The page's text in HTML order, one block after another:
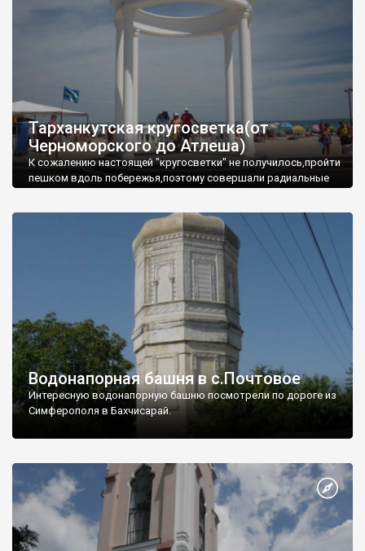
Тарханкутская кругосветка(от
Черноморского до Атлеша)
К сожалению настоящей "кругосветки" не получилось,пройти
пешком вдоль побережья,поэтому совершали радиальные
Водонапорная башня в с.Почтовое
Интересную водонапорную башню посмотрели по дороге из
Симферополя в Бахчисарай.